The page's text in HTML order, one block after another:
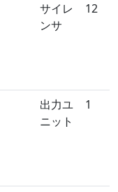
サイレ
ンサ
12
出力ユ
ニット
1